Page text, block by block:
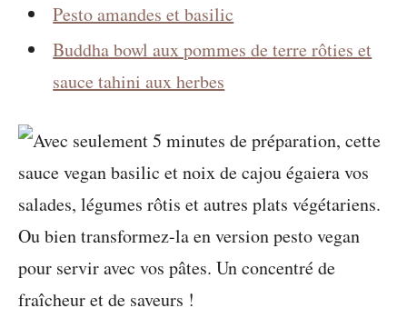
Pesto amandes et basilic
Buddha bowl aux pommes de terre rôties et
sauce tahini aux herbes